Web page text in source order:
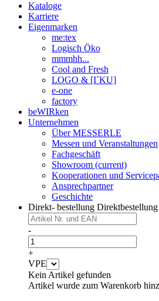
Kataloge
Karriere
Eigenmarken
me:tex
Logisch Öko
mmmhh...
Cool and Fresh
LOGO & [I´KU]
e-one
factory
beWIRken
Unternehmen
Über MESSERLE
Messen und Veranstaltungen
Fachgeschäft
Showroom (current)
Kooperationen und
Ansprechpartner
Geschichte
Direkt- bestellung Direktbestellung
-
+
VPE
Kein Artikel gefunden
Artikel wurde zum Warenkorb